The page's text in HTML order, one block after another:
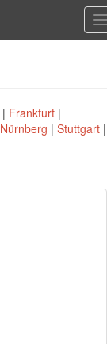
| Frankfurt |
Nürnberg | Stuttgart |